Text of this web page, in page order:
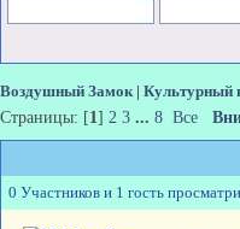
Воздушный Замок| Культурный
Страницы: [1] 2 3 ... 8 Все
0 Участников и 1 гость